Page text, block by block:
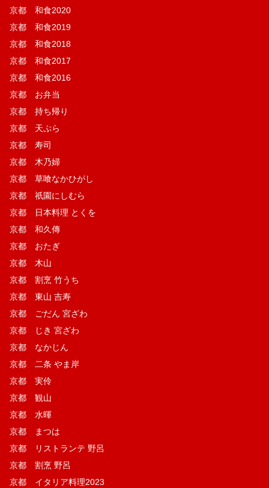
京都 和食2020
京都 和食2019
京都 和食2018
京都 和食2017
京都 和食2016
京都 お弁当
京都 持ち帰り
京都 天ぷら
京都 寿司
京都 木乃婦
京都 草喰なかひがし
京都 祇園にしむら
京都 日本料理 とくを
京都 和久傳
京都 おたぎ
京都 木山
京都 割烹 竹うち
京都 東山 吉寿
京都 ごだん 宮ざわ
京都 じき 宮ざわ
京都 なかじん
京都 二条 やま岸
京都 実伶
京都 観山
京都 水暉
京都 まつは
京都 リストランテ 野呂
京都 割烹 野呂
京都 イタリア料理2023